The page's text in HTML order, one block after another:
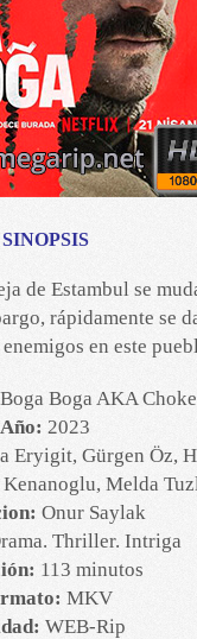
SINOPSIS
de Estambul se
rápidamente se
en este
Boga Boga AKA
Año: 2023
Eryigit, Gürgen Öz,
Melda
Onur Saylak
Thriller. Intriga
113 minutos
MKV
WEB-Rip